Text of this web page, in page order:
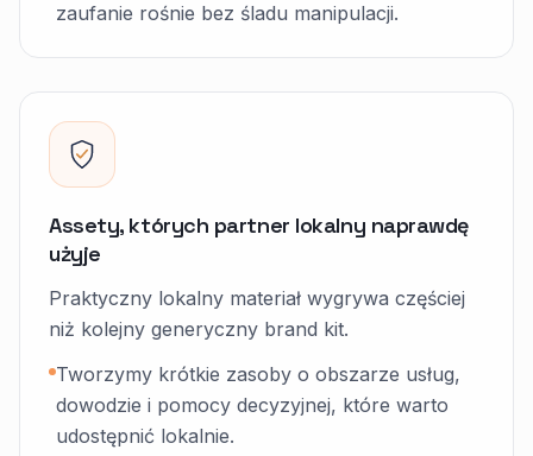
zaufanie rośnie bez śladu manipulacji.
Assety, których partner lokalny naprawdę
użyje
Praktyczny lokalny materiał wygrywa częściej
niż kolejny generyczny brand kit.
Tworzymy krótkie zasoby o obszarze usług,
dowodzie i pomocy decyzyjnej, które warto
udostępnić lokalnie.